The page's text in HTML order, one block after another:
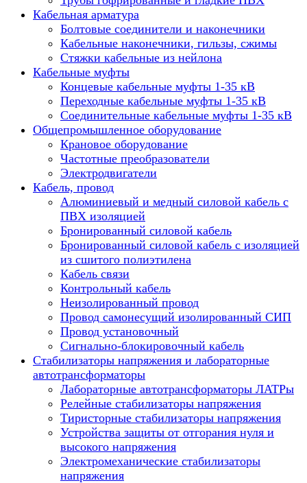
Кабельная арматура
Болтовые соединители и наконечники
Кабельные наконечники, гильзы, сжимы
Стяжки кабельные из нейлона
Кабельные муфты
Концевые кабельные муфты 1-35 кВ
Переходные кабельные муфты 1-35 кВ
Соединительные кабельные муфты 1-35 кВ
Общепромышленное оборудование
Крановое оборудование
Частотные преобразователи
Электродвигатели
Кабель, провод
Алюминиевый и медный силовой кабель с
ПВХ изоляцией
Бронированный силовой кабель
Бронированный силовой кабель с изоляцией
из сшитого полиэтилена
Кабель связи
Контрольный кабель
Неизолированный провод
Провод самонесущий изолированный СИП
Провод установочный
Сигнально-блокировочный кабель
Стабилизаторы напряжения и лабораторные
автотрансформаторы
Лабораторные автотрансформаторы ЛАТРы
Релейные стабилизаторы напряжения
Тиристорные стабилизаторы напряжения
Устройства защиты от отгорания нуля и
высокого напряжения
Электромеханические стабилизаторы
напряжения